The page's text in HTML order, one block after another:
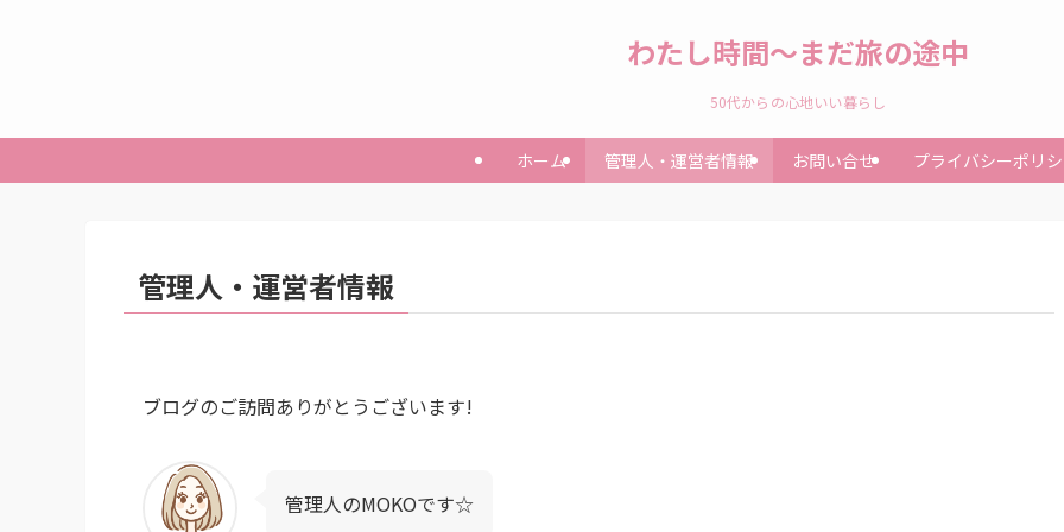
わたし時間～まだ旅の途中
50代からの心地いい暮らし
ホーム 管理人・運営者情報 お問い合せ プライバシーポリ
管理人・運営者情報
ブログのご訪問ありがとうございます!
管理人のMOKOです☆